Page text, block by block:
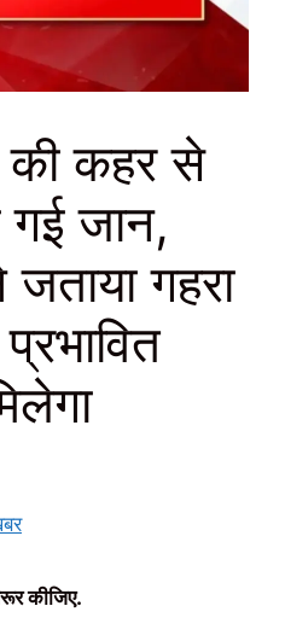
की कहर से
गई जान,
जताया गहरा
कीजिए.